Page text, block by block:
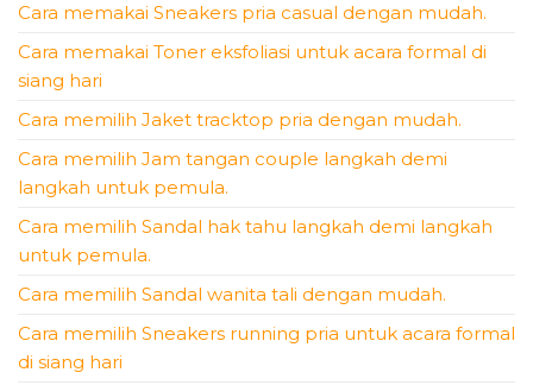
Cara memakai Sneakers pria casual dengan mudah.
Cara memakai Toner eksfoliasi untuk acara formal di
siang hari
Cara memilih Jaket tracktop pria dengan mudah.
Cara memilih Jam tangan couple langkah demi
langkah untuk pemula.
Cara memilih Sandal hak tahu langkah demi langkah
untuk pemula.
Cara memilih Sandal wanita tali dengan mudah.
Cara memilih Sneakers running pria untuk acara formal
di siang hari